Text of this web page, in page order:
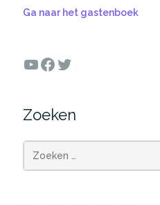
Ga naar het gastenboek
YouTube
Facebook
Twitter
Zoeken
Zoeken